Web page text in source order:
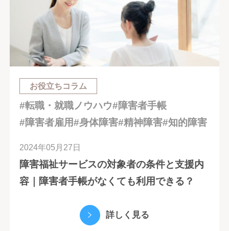
お役立ちコラム
#転職・就職ノウハウ#障害者手帳
#障害者雇用#身体障害#精神障害#知的障害
2024年05月27日
障害福祉サービスの対象者の条件と支援内
容｜障害者手帳がなくても利用できる？
詳しく見る